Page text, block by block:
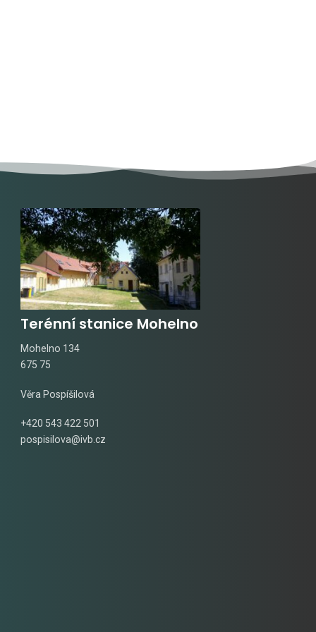
Terénní stanice Mohelno
Mohelno 134
675 75
Věra Pospíšilová
+420 543 422 501
pospisilova@ivb.cz